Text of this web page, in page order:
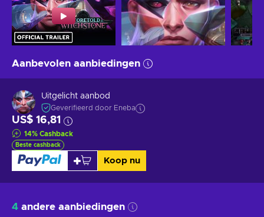
Aanbevolen aanbiedingen
Uitgelicht aanbod
Geverifieerd door Eneba
US$ 16,81
14% Cashback
Beste cashback
Koop nu
4 andere aanbiedingen